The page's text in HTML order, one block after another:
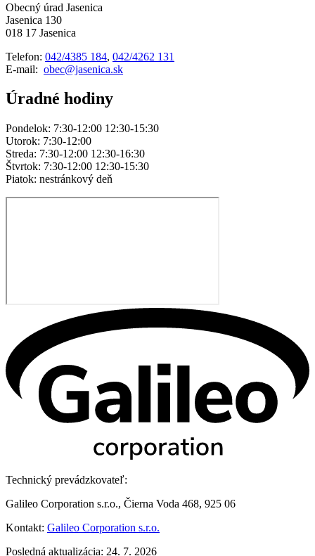
Obecný úrad Jasenica
Jasenica 130
018 17 Jasenica
Telefon: 042/4385 184, 042/4262 131
E-mail: obec@jasenica.sk
Úradné hodiny
Pondelok: 7:30-12:00 12:30-15:30
Utorok: 7:30-12:00
Streda: 7:30-12:00 12:30-16:30
Štvrtok: 7:30-12:00 12:30-15:30
Piatok: nestránkový deň
Technický prevádzkovateľ:
Galileo Corporation s.r.o., Čierna Voda 468, 925 06
Kontakt: Galileo Corporation s.r.o.
Posledná aktualizácia: 24. 7. 2026